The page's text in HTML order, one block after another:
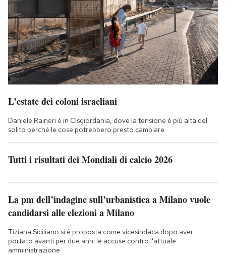
L’estate dei coloni israeliani
Daniele Raineri è in Cisgiordania, dove la tensione è più alta del
solito perché le cose potrebbero presto cambiare
Tutti i risultati dei Mondiali di calcio 2026
La pm dell’indagine sull’urbanistica a Milano vuole
candidarsi alle elezioni a Milano
Tiziana Siciliano si è proposta come vicesindaca dopo aver
portato avanti per due anni le accuse contro l'attuale
amministrazione